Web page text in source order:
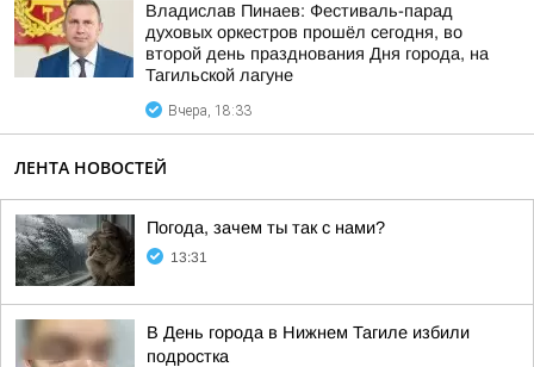
Владислав Пинаев: Фестиваль-парад
духовых оркестров прошёл сегодня, во
второй день празднования Дня города, на
Тагильской лагуне
Вчера, 18:33
ЛЕНТА НОВОСТЕЙ
Погода, зачем ты так с нами?
13:31
В День города в Нижнем Тагиле избили
подростка